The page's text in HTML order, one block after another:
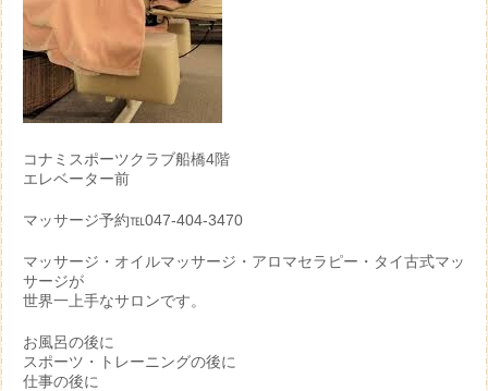
コナミスポーツクラブ船橋4階
エレベーター前
マッサージ予約℡047-404-3470
マッサージ・オイルマッサージ・アロマセラピー・タイ古式マッ
サージが
世界一上手なサロンです。
お風呂の後に
スポーツ・トレーニングの後に
仕事の後に